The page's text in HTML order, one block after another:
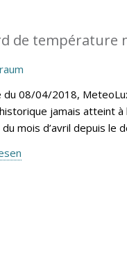
de température
du 08/04/2018,
jamais atteint
mois d’avril depuis